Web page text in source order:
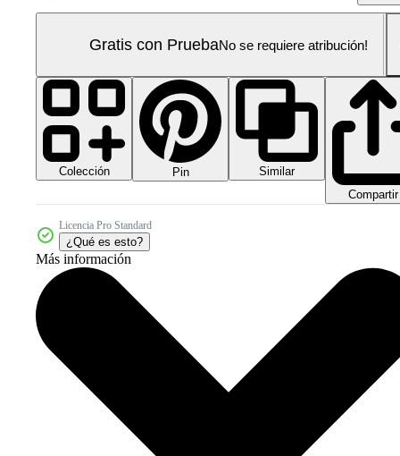
Gratis con PruebaNo se requiere atribución!
Colección Pin
Similar
Compartir
Licencia Pro Standard
¿Qué es esto?
Más información